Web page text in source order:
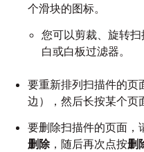
个滑块的图标。
您可以剪裁、旋转
白或白板过滤器。
要重新排列扫描件的页
边），然后长按某个页
要删除扫描件的页面，
删除，随后再次点按删